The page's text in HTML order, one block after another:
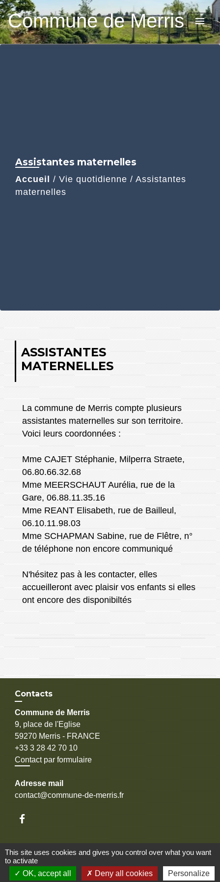
Commune de Merris menu
Assistantes maternelles
Accueil / Vie quotidienne / Assistantes
maternelles
ASSISTANTES
MATERNELLES
La commune de Merris compte plusieurs
assistantes maternelles sur son territoire.
Voici leurs coordonnées :
Mme CAJET Stéphanie, Milperra Straete,
06.80.66.32.68
Mme MEERSCHAUT Aurélia, rue de la
Gare, 06.88.11.35.16
Mme REANT Elisabeth, rue de Bailleul,
06.10.11.98.03
Mme SCHAPMAN Sabine, rue de Flêtre, n°
de téléphone non encore communiqué
N'hésitez pas à les contacter, elles
accueilleront avec plaisir vos enfants si elles
ont encore des disponibiltés
Contacts
Commune de Merris
9, place de l'Eglise
59270 Merris - FRANCE
+33 3 28 42 70 10
Contact par formulaire
Adresse mail
contact@commune-de-merris.fr
Liens
This site uses cookies and gives you control over what you want
to activate
OK, accept all
Deny all cookies Personalize